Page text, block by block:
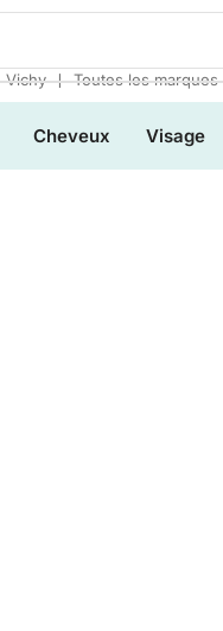
Vichy ❘ Toutes les marques
Cheveux Visage